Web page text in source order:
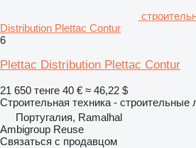
Distribution Plettac Contur
6
Plettac Distribution Plettac Contur
21 650 тенге 40 € ≈ 46,22 $
Строительная техника - строительные
Португалия, Ramalhal
Ambigroup Reuse
Связаться с продавцом